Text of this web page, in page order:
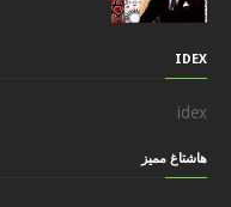
IDEX
idex
هاشتاغ مميز